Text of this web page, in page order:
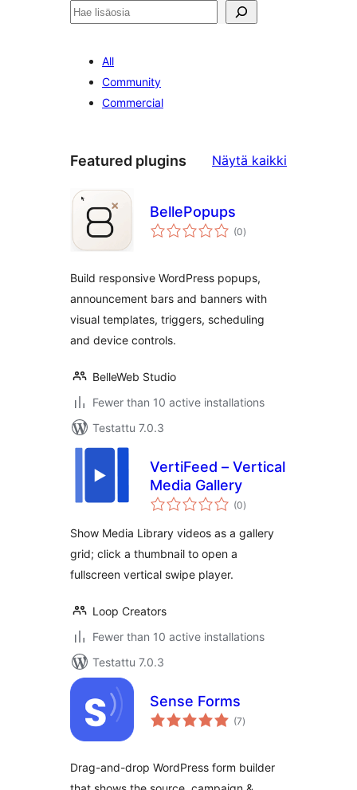
Etsi
All
Community
Commercial
Featured plugins Näytä kaikki
BellePopups
(0arvosanat
yhteensä
)
Build responsive WordPress popups,
announcement bars and banners with
visual templates, triggers, scheduling
and device controls.
BelleWeb Studio
Fewer than 10 active installations
Testattu 7.0.3
VertiFeed – Vertical
Media Gallery
(0arvosanat
yhteensä
)
Show Media Library videos as a gallery
grid; click a thumbnail to open a
fullscreen vertical swipe player.
Loop Creators
Fewer than 10 active installations
Testattu 7.0.3
Sense Forms
(7arvosanat
yhteensä
)
Drag-and-drop WordPress form builder